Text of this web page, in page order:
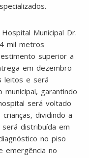
Municipal Dr.
mil metros
superior a
em dezembro
leitos e será
garantindo
será voltado
dividindo a
distribuída em
no piso
emergência no